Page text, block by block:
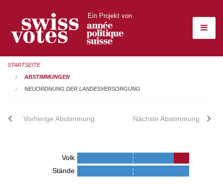
Ein Projekt von
STARTSEITE
ABSTIMMUNGEN
NEUORDNUNG DER LANDESVERSORGUNG
Vorherige Abstimmung Nächste Abstimmung
Volk
Stände